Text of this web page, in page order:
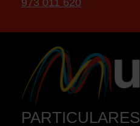
973 011 620
PARTICULARES